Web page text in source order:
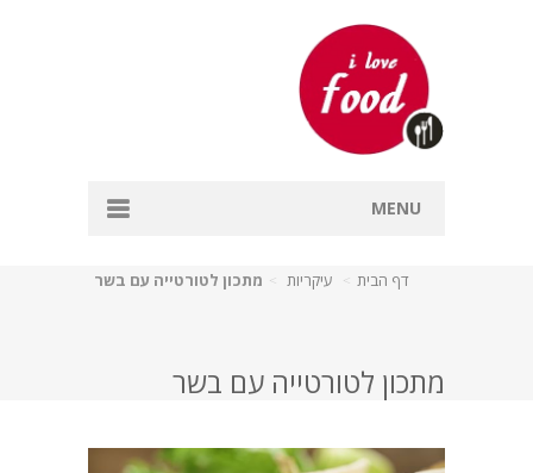
MENU
עיקריות
דף הבית עיקריות מתכון לטורטייה עם בשר
מתכון לטורטייה עם בשר